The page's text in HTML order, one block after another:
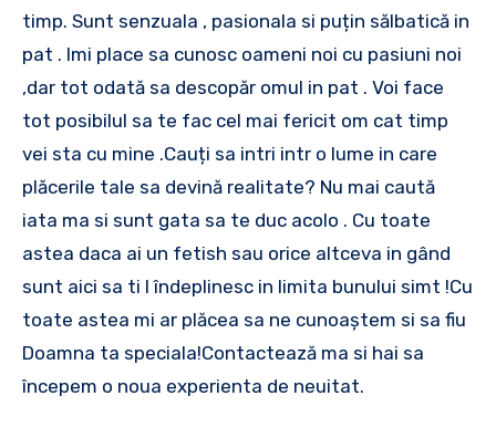
timp. Sunt senzuala , pasionala si puțin sălbatică in
pat . Imi place sa cunosc oameni noi cu pasiuni noi
,dar tot odată sa descopăr omul in pat . Voi face
tot posibilul sa te fac cel mai fericit om cat timp
vei sta cu mine .Cauți sa intri intr o lume in care
plăcerile tale sa devină realitate? Nu mai caută
iata ma si sunt gata sa te duc acolo . Cu toate
astea daca ai un fetish sau orice altceva in gând
sunt aici sa ti l îndeplinesc in limita bunului simt !Cu
toate astea mi ar plăcea sa ne cunoaștem si sa fiu
Doamna ta speciala!Contactează ma si hai sa
începem o noua experienta de neuitat.